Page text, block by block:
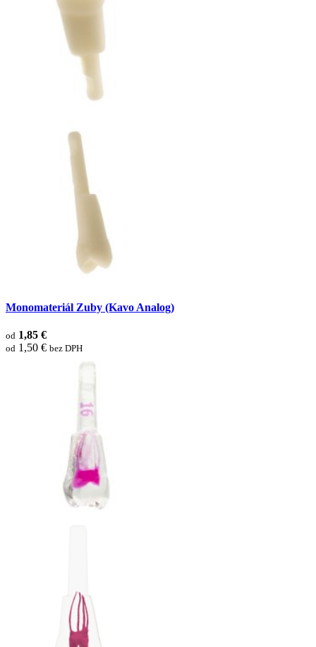
Monomateriál Zuby (Kavo Analog)
od 1,85 €
od 1,50 € bez DPH